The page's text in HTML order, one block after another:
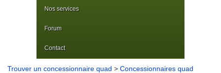
Nos services
Forum
Contact
Trouver un concessionnaire quad > Concessionnaires quad